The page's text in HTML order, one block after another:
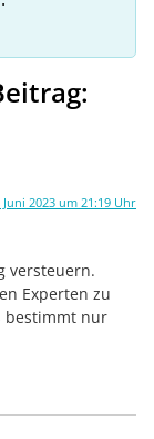
Juni 2023 um 21:19 Uhr
versteuern.
Experten zu
bestimmt nur